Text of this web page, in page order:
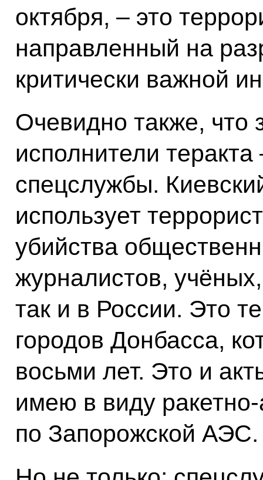
октября, – это
направленный на
критически важной
Очевидно также, что
исполнители теракта
спецслужбы.
использует
убийства
журналистов,
так и в России. Это
городов Донбасса,
восьми лет. Это и
имею в виду
по Запорожской АЭС.